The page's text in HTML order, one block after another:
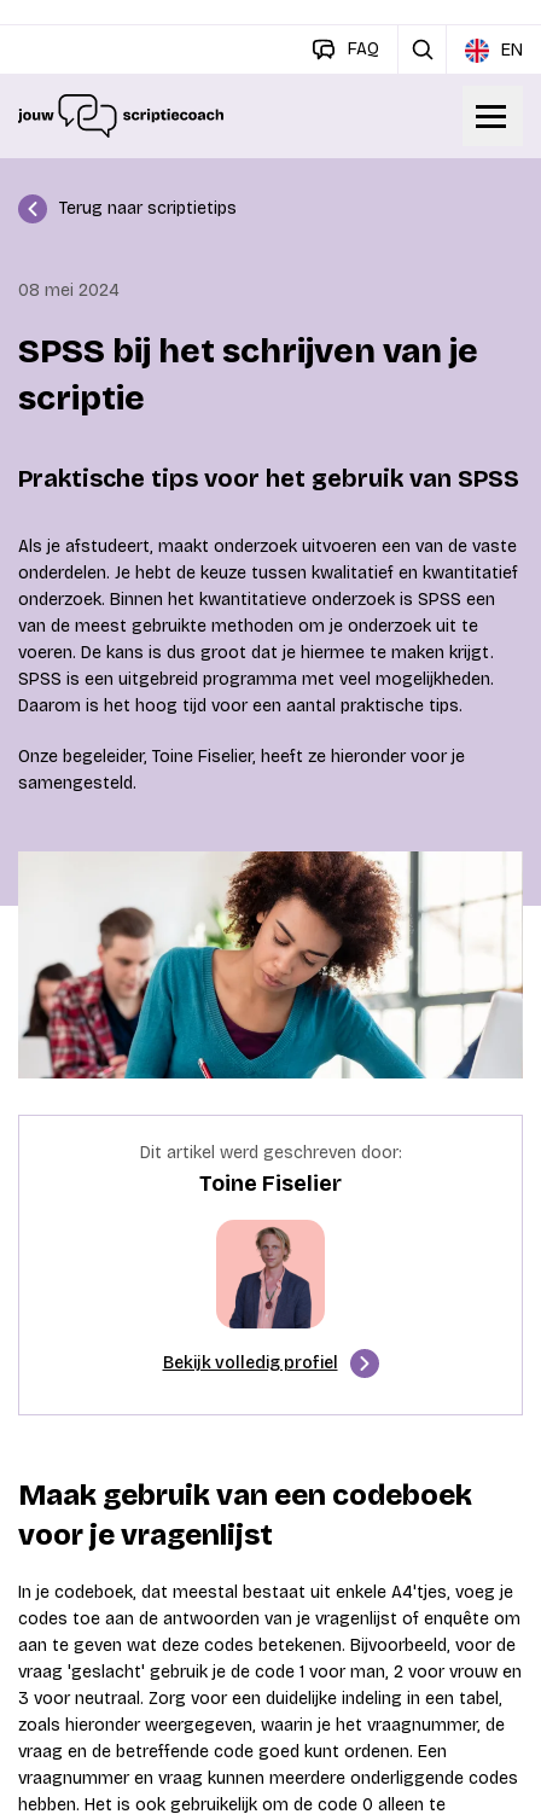
FAQ EN
Terug naar scriptietips
08 mei 2024
SPSS bij het schrijven van je
scriptie
Praktische tips voor het gebruik van SPSS
Als je afstudeert, maakt onderzoek uitvoeren een van de vaste
onderdelen. Je hebt de keuze tussen kwalitatief en kwantitatief
onderzoek. Binnen het kwantitatieve onderzoek is SPSS een
van de meest gebruikte methoden om je onderzoek uit te
voeren. De kans is dus groot dat je hiermee te maken krijgt.
SPSS is een uitgebreid programma met veel mogelijkheden.
Daarom is het hoog tijd voor een aantal praktische tips.
Onze begeleider, Toine Fiselier, heeft ze hieronder voor je
samengesteld.
Dit artikel werd geschreven door:
Toine Fiselier
Bekijk volledig profiel
Maak gebruik van een codeboek
voor je vragenlijst
In je codeboek, dat meestal bestaat uit enkele A4'tjes, voeg je
codes toe aan de antwoorden van je vragenlijst of enquête om
aan te geven wat deze codes betekenen. Bijvoorbeeld, voor de
vraag 'geslacht' gebruik je de code 1 voor man, 2 voor vrouw en
3 voor neutraal. Zorg voor een duidelijke indeling in een tabel,
zoals hieronder weergegeven, waarin je het vraagnummer, de
vraag en de betreffende code goed kunt ordenen. Een
vraagnummer en vraag kunnen meerdere onderliggende codes
hebben. Het is ook gebruikelijk om de code 0 alleen te